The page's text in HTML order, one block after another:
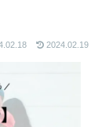
2024.02.19